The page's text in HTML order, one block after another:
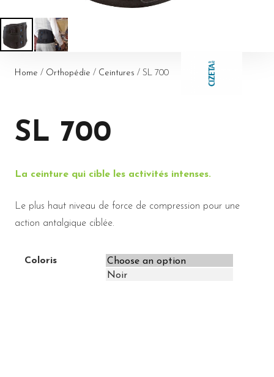
Home / Orthopédie / Ceintures / SL 700
SL 700
La ceinture qui cible les activités intenses.
Le plus haut niveau de force de compression pour une
action antalgique ciblée.
Coloris